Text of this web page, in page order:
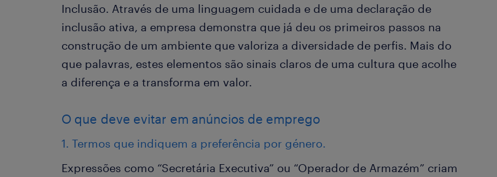
Inclusão. Através de uma linguagem cuidada e de uma declaração de
inclusão ativa, a empresa demonstra que já deu os primeiros passos na
construção de um ambiente que valoriza a diversidade de perfis. Mais do
que palavras, estes elementos são sinais claros de uma cultura que acolhe
a diferença e a transforma em valor.
O que deve evitar em anúncios de emprego
1. Termos que indiquem a preferência por género.
Expressões como “Secretária Executiva” ou “Operador de Armazém” criam